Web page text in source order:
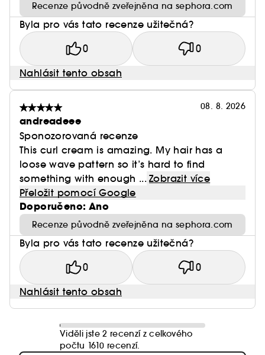
Recenze původně zveřejněna na sephora.com
Byla pro vás tato recenze užitečná?
0 0
Nahlásit tento obsah
08. 8. 2026
andreadeee
Sponozorovaná recenze
This curl cream is amazing. My hair has a
loose wave pattern so it’s hard to find
something with enough ... Zobrazit více
Přeložit pomocí Google
Doporučeno: Ano
Recenze původně zveřejněna na sephora.com
Byla pro vás tato recenze užitečná?
0 0
Nahlásit tento obsah
Viděli jste 2 recenzí z celkového
počtu 1610 recenzí.